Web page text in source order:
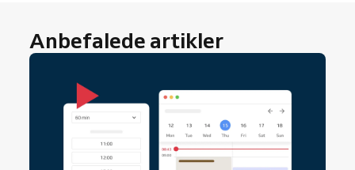
Anbefalede artikler